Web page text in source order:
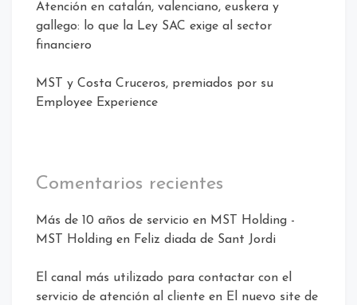
Atención en catalán, valenciano, euskera y
gallego: lo que la Ley SAC exige al sector
financiero
MST y Costa Cruceros, premiados por su
Employee Experience
Comentarios recientes
Más de 10 años de servicio en MST Holding -
MST Holding en Feliz diada de Sant Jordi
El canal más utilizado para contactar con el
servicio de atención al cliente en El nuevo site de